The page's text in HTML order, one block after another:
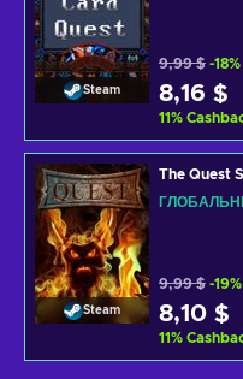
Steam
9,99 $ -18%
8,16 $
11%
Steam
The Quest
9,99 $ -19%
8,10 $
11%